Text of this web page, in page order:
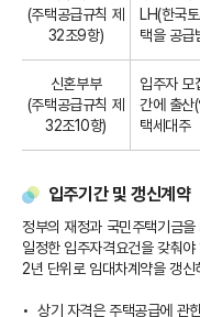
(주택공급규칙 제
32조9항)
LH(한국
택을 공급
신혼부부
(주택공급규칙 제
32조10항)
입주자 모
간에 출산
택세대주
입주기간 및 갱신계약
정부의 재정과 국민주택기금
일정한 입주자격요건을 갖춰
2년 단위로 임대차계약을 갱
상기 자격은 주택공급에 관